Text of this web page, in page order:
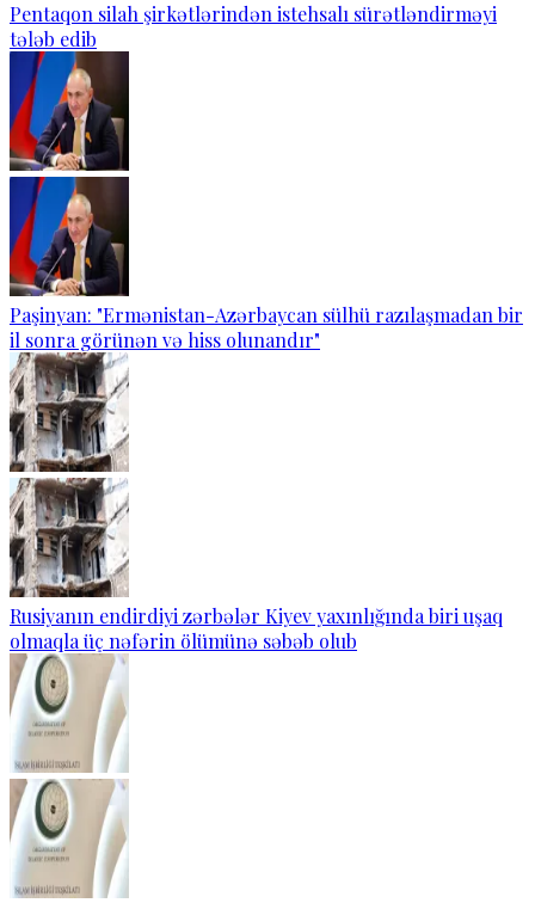
Pentaqon silah şirkətlərindən istehsalı sürətləndirməyi
tələb edib
Paşinyan: "Ermənistan-Azərbaycan sülhü razılaşmadan bir
il sonra görünən və hiss olunandır"
Rusiyanın endirdiyi zərbələr Kiyev yaxınlığında biri uşaq
olmaqla üç nəfərin ölümünə səbəb olub